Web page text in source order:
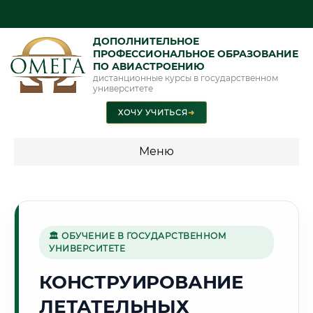
ДОПОЛНИТЕЛЬНОЕ
ПРОФЕССИОНАЛЬНОЕ ОБРАЗОВАНИЕ
ПО АВИАСТРОЕНИЮ
дистанционные курсы в государственном
университете
ХОЧУ УЧИТЬСЯ➜
Меню
🏔️
Г. КУЛЯБ
🏛 ОБУЧЕНИЕ В ГОСУДАРСТВЕННОМ
УНИВЕРСИТЕТЕ
КОНСТРУИРОВАНИЕ
ЛЕТАТЕЛЬНЫХ